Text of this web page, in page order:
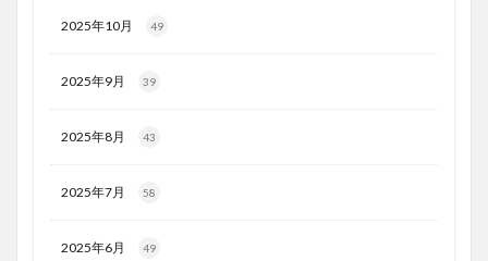
2025年10月 49
2025年9月 39
2025年8月 43
2025年7月 58
2025年6月 49